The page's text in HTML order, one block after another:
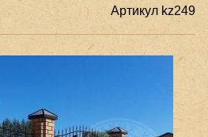
Артикул kz249